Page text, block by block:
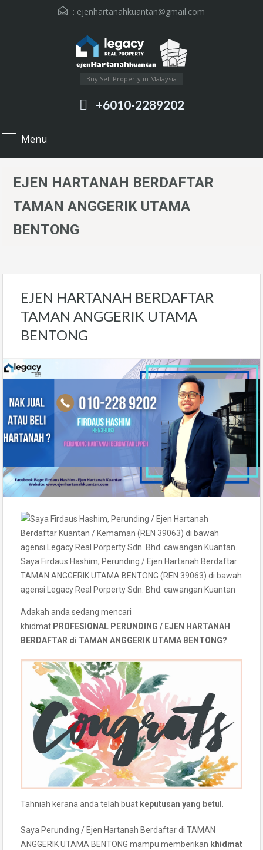
: ejenhartanahkuantan@gmail.com
Buy Sell Property in Malaysia
+6010-2289202
Menu
EJEN HARTANAH BERDAFTAR
TAMAN ANGGERIK UTAMA
BENTONG
EJEN HARTANAH BERDAFTAR
TAMAN ANGGERIK UTAMA
BENTONG
Saya Firdaus Hashim, Perunding / Ejen Hartanah Berdaftar
TAMAN ANGGERIK UTAMA BENTONG (REN 39063) di bawah
agensi Legacy Real Porperty Sdn. Bhd. cawangan Kuantan
Adakah anda sedang mencari
khidmat PROFESIONAL PERUNDING / EJEN HARTANAH
BERDAFTAR di TAMAN ANGGERIK UTAMA BENTONG?
Tahniah kerana anda telah buat keputusan yang betul
Saya Perunding / Ejen Hartanah Berdaftar di TAMAN
ANGGERIK UTAMA BENTONG mampu memberikan khidmat